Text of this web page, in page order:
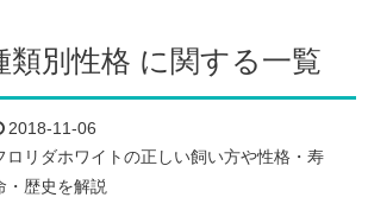
類別性格 に関する一覧
2018-11-06
ロリダホワイトの正しい飼い方や性格・寿
・歴史を解説